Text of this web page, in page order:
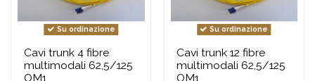
Su ordinazione
Cavi trunk 4 fibre
multimodali 62,5/125
OM1
Su ordinazione
Cavi trunk 12 fibre
multimodali 62,5/125
OM1